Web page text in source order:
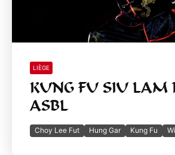
LIÈGE
KUNG FU SIU LAM
ASBL
Choy Lee Fut Hung Gar Kung Fu